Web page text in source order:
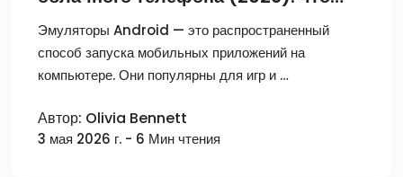
лучше для работы с
мультиаккаунтами?
Эмуляторы Android — это распространенный
способ запуска мобильных приложений на
компьютере. Они популярны для игр и …
Автор: Olivia Bennett
3 мая 2026 г. - 6 Мин чтения